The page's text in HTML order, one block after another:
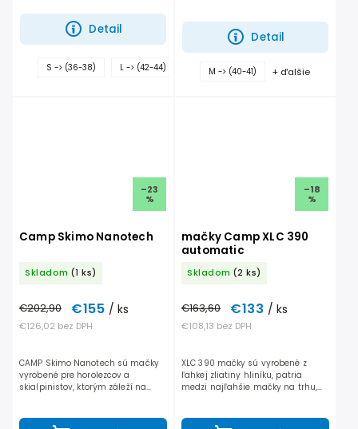
Detail
dobrú stabilitu a svojou váhou...
S -> (36-38) L -> (42-44)
ďalšie
Detail
nasunutie a vyzutie, udržujú
dobrú stabilitu.
M -> (40-41) + ďalšie
–23
%
Camp Skimo Nanotech
Skladom (1 ks)
€126,02 bez DPH
€202,90 €155 / ks
CAMP Skimo Nanotech sú mačky
vyrobené pre horolezcov a
skialpinistov, ktorým záleží na
zabraňuje zachytávaniu snehu...
–18
%
mačky Camp XLC 390
automatic
Skladom (2 ks)
€108,13 bez DPH
€163,60 €133 / ks
XLC 390 mačky sú vyrobené z
ľahkej zliatiny hliníku, patria
medzi najľahšie mačky na trhu,
zachytávaniu snehu.